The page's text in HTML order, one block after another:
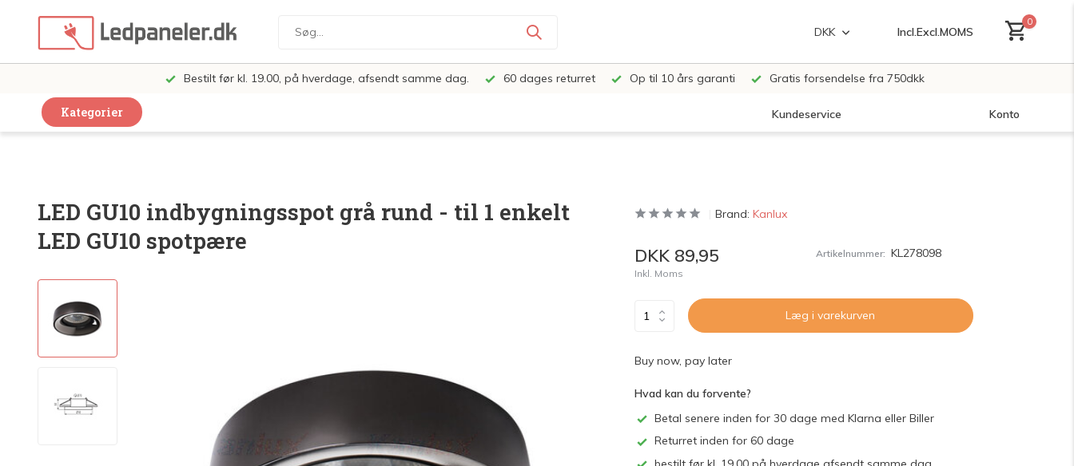
DKK Incl.Excl.MOMS
0
Bestilt før kl. 19.00, på hverdage, afsendt samme dag. 60 dages returret Op til 10 års garanti Gratis forsendelse fra 750dkk
Kategorier Kundeservice Konto
LED Loft og Væglamper
LED Spots og lamper
LED Pærer
LED Armatur Komplet
LED Butiksbelysning
LED GU10 indbygningsspot grå rund - til 1 enkelt
LED GU10 spotpære
Brand: Kanlux
DKK 89,95
Inkl. Moms
Artikelnummer: KL278098
Læg i varekurven
Buy now, pay later
Hvad kan du forvente?
Betal senere inden for 30 dage med Klarna eller Biller
Returret inden for 60 dage